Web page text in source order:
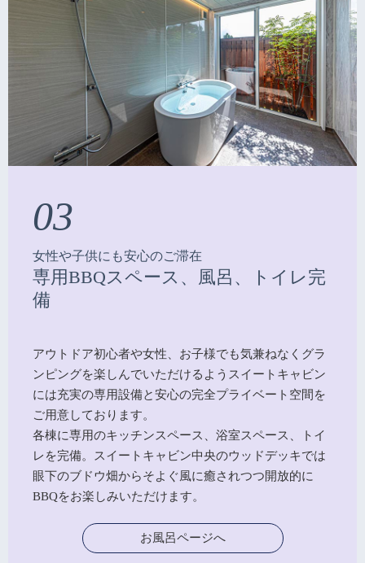
03
女性や子供にも安心のご滞在
専用BBQスペース、風呂、トイレ完
備
アウトドア初心者や女性、お子様でも気兼ねなくグラ
ンピングを楽しんでいただけるようスイートキャビン
には充実の専用設備と安心の完全プライベート空間を
ご用意しております。
各棟に専用のキッチンスペース、浴室スペース、トイ
レを完備。スイートキャビン中央のウッドデッキでは
眼下のブドウ畑からそよぐ風に癒されつつ開放的に
BBQをお楽しみいただけます。
お風呂ページへ